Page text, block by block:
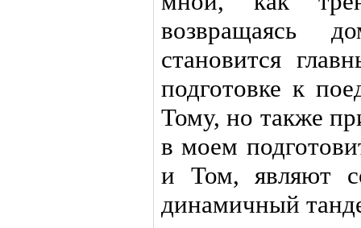
возвращаясь
становится
подготовке к
Тому, но также
в моем
и Том, являют
динамичный